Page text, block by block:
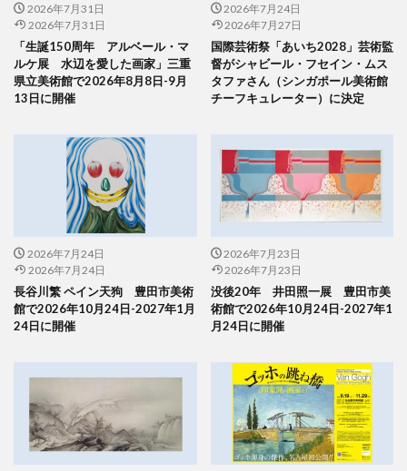
2026年7月31日
2026年7月31日
「生誕150周年 アルベール・マ
ルケ展 水辺を愛した画家」三重
県立美術館で2026年8月8日-9月
13日に開催
2026年7月24日
2026年7月27日
国際芸術祭「あいち2028」芸術監
督がシャビール・フセイン・ムス
タファさん（シンガポール美術館
チーフキュレーター）に決定
2026年7月24日
2026年7月24日
長谷川繁 ペイン天狗 豊田市美術
館で2026年10月24日-2027年1月
24日に開催
2026年7月23日
2026年7月23日
没後20年 井田照一展 豊田市美
術館で2026年10月24日-2027年1
月24日に開催